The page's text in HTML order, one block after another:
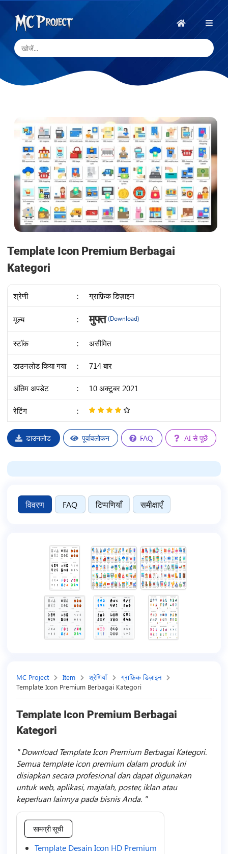
होम
Template Icon Premium Berbagai
Kategori
श्रेणी : ग्राफ़िक डिज़ाइन
मूल्य :
IDR
मुफ्त (Download)
स्टॉक : असीमित
डाउनलोड किया गया : 714 बार
अंतिम अपडेट : 10 अक्टूबर 2021
रेटिंग :
/
5
डाउनलोड पूर्वावलोकन FAQ AI से पूछें
विवरण FAQ टिप्पणियाँ समीक्षाएँ
MC Project Item श्रेणियाँ
ग्राफ़िक डिज़ाइन
Template Icon Premium Berbagai Kategori
Template Icon Premium Berbagai
Kategori
Download Template Icon Premium Berbagai Kategori.
Semua template icon premium dalam produk ini
disiapkan secara profesional dan dapat digunakan
untuk web, aplikasi, majalah, poster, iklan atau
keperluan lainnya pada bisnis Anda.
सामग्री सूची
Template Desain Icon HD Premium
Project
Official
Store
डिजिटल
फ्रीलांस